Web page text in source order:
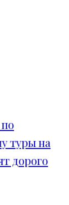
туры на
дорого